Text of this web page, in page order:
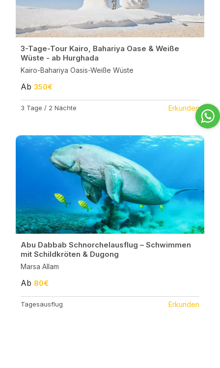
3-Tage-Tour Kairo, Bahariya Oase & Weiße
Wüste - ab Hurghada
Kairo-Bahariya Oasis-Weiße Wüste
Ab 350€
3 Tage / 2 Nächte Erkunden
Abu Dabbab Schnorchelausflug – Schwimmen
mit Schildkröten & Dugong
Marsa Allam
Ab 80€
Tagesausflug Erkunden